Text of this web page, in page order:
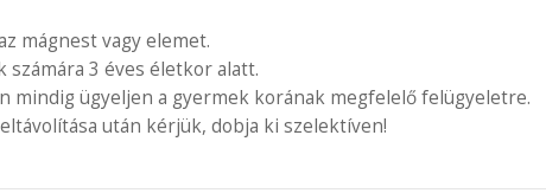
mágnest vagy elemet.
számára 3 éves életkor alatt.
mindig ügyeljen a gyermek korának megfelelő felügyeletre.
után kérjük, dobja ki szelektíven!